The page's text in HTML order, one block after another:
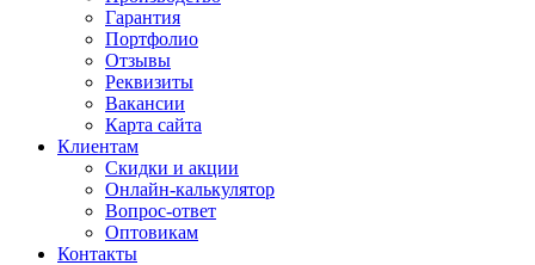
Гарантия
Портфолио
Отзывы
Реквизиты
Вакансии
Карта сайта
Клиентам
Скидки и акции
Онлайн-калькулятор
Вопрос-ответ
Оптовикам
Контакты